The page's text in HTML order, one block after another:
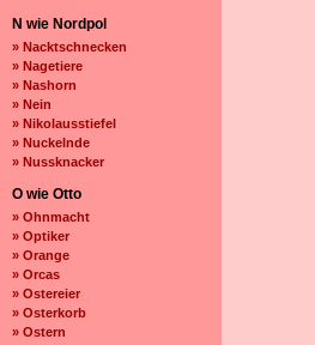
N wie Nordpol
» Nacktschnecken
» Nagetiere
» Nashorn
» Nein
» Nikolausstiefel
» Nuckelnde
» Nussknacker
O wie Otto
» Ohnmacht
» Optiker
» Orange
» Orcas
» Ostereier
» Osterkorb
» Ostern